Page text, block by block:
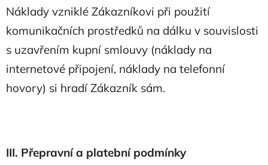
Náklady vzniklé Zákazníkovi při použití
komunikačních prostředků na dálku v souvislosti
s uzavřením kupní smlouvy (náklady na
internetové připojení, náklady na telefonní
hovory) si hradí Zákazník sám.
III. Přepravní a platební podmínky